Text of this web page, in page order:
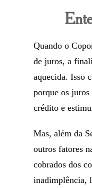
Quando o
de juros, a
aquecida. Isso
porque os
crédito e
Mas, além da
outros fatores
cobrados dos
inadimplência,